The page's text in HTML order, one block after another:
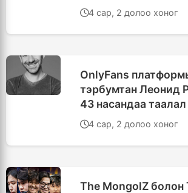
шилжилтийг
уулзалт зохион
4 сар, 2 долоо хоног
OnlyFans
тэрбумтан Леонид
43 насандаа
4 сар, 2 долоо хоног
The MongolZ болон